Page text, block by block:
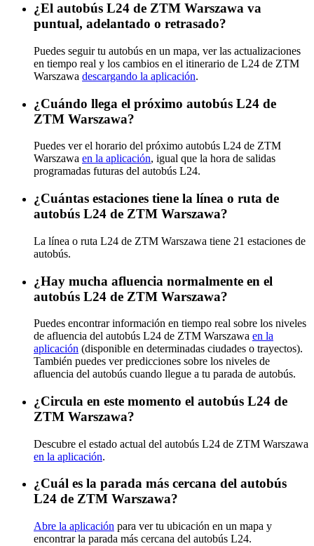
¿El autobús L24 de ZTM Warszawa va
puntual, adelantado o retrasado?
Puedes seguir tu autobús en un mapa, ver las actualizaciones
en tiempo real y los cambios en el itinerario de L24 de ZTM
Warszawa descargando la aplicación.
¿Cuándo llega el próximo autobús L24 de
ZTM Warszawa?
Puedes ver el horario del próximo autobús L24 de ZTM
Warszawa en la aplicación, igual que la hora de salidas
programadas futuras del autobús L24.
¿Cuántas estaciones tiene la línea o ruta de
autobús L24 de ZTM Warszawa?
La línea o ruta L24 de ZTM Warszawa tiene 21 estaciones de
autobús.
¿Hay mucha afluencia normalmente en el
autobús L24 de ZTM Warszawa?
Puedes encontrar información en tiempo real sobre los niveles
de afluencia del autobús L24 de ZTM Warszawa en la
aplicación (disponible en determinadas ciudades o trayectos).
También puedes ver predicciones sobre los niveles de
afluencia del autobús cuando llegue a tu parada de autobús.
¿Circula en este momento el autobús L24 de
ZTM Warszawa?
Descubre el estado actual del autobús L24 de ZTM Warszawa
en la aplicación.
¿Cuál es la parada más cercana del autobús
L24 de ZTM Warszawa?
Abre la aplicación para ver tu ubicación en un mapa y
encontrar la parada más cercana del autobús L24.